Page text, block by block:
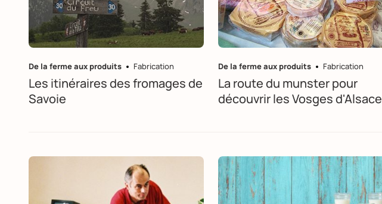
De la ferme aux produits Fabrication
Les itinéraires des fromages de
Savoie
De la ferme aux produits Fabrication
La route du munster pour
découvrir les Vosges d'Alsace